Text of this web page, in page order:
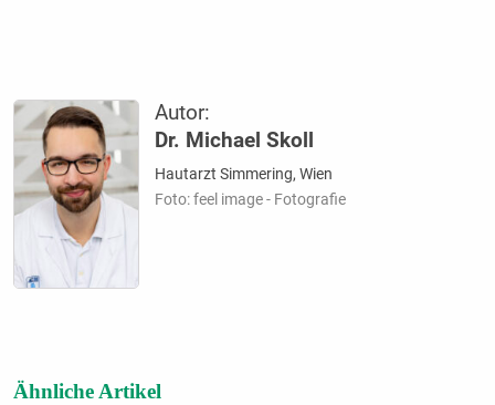
Autor:
Dr. Michael Skoll
Hautarzt Simmering, Wien
Foto: feel image - Fotografie
Ähnliche Artikel